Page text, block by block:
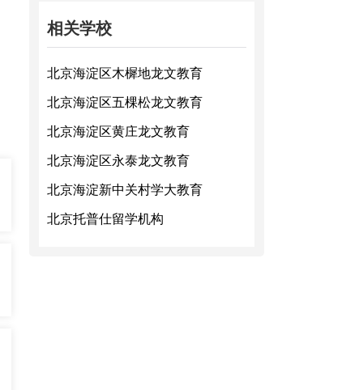
相关学校
北京海淀区木樨地龙文教育
北京海淀区五棵松龙文教育
北京海淀区黄庄龙文教育
北京海淀区永泰龙文教育
北京海淀新中关村学大教育
北京托普仕留学机构